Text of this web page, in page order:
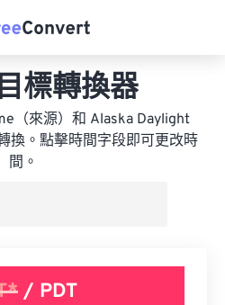
標轉換器
（來源）和 Alaska Daylight
換。點擊時間字段即可更改時
間。
/ PDT